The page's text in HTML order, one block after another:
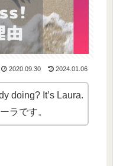
2020.09.30 2024.01.06
doing? It’s Laura.
ラです。